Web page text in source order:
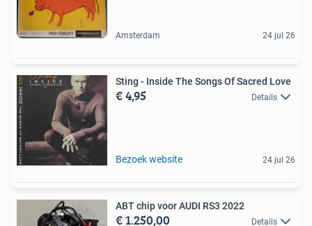
Amsterdam 24 jul 26
Sting - Inside The Songs Of Sacred Love
€ 4,95 Details
Bezoek website 24 jul 26
ABT chip voor AUDI RS3 2022
€ 1.250,00 Details